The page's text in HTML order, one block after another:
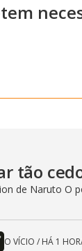
tão
de Naruto O
O VÍCIO / HÁ 1